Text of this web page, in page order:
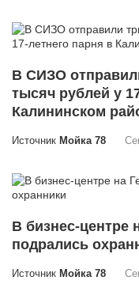
В СИЗО
тысяч рублей у
Калининском
Источник Мойка 78
В бизнес-центре
подрались
Источник Мойка 78